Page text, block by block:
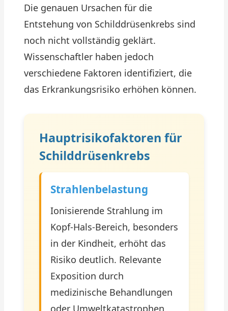
Die genauen Ursachen für die
Entstehung von Schilddrüsenkrebs sind
noch nicht vollständig geklärt.
Wissenschaftler haben jedoch
verschiedene Faktoren identifiziert, die
das Erkrankungsrisiko erhöhen können.
Hauptrisikofaktoren für
Schilddrüsenkrebs
Strahlenbelastung
Ionisierende Strahlung im
Kopf-Hals-Bereich, besonders
in der Kindheit, erhöht das
Risiko deutlich. Relevante
Exposition durch
medizinische Behandlungen
oder Umweltkatastrophen